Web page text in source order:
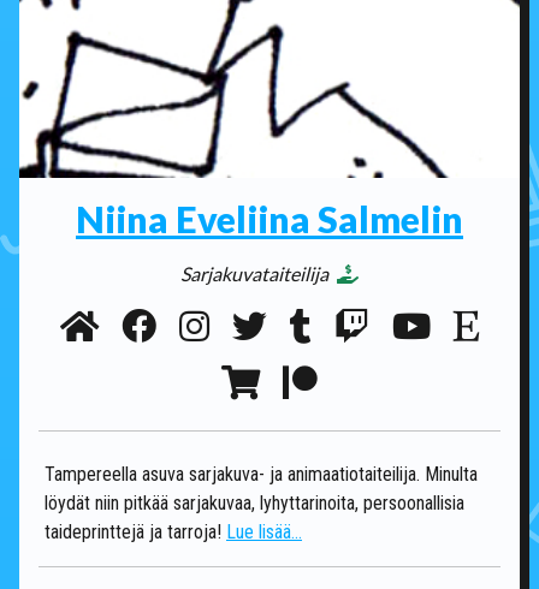
Niina Eveliina Salmelin
Sarjakuvataiteilija
Tampereella asuva sarjakuva- ja animaatiotaiteilija. Minulta
löydät niin pitkää sarjakuvaa, lyhyttarinoita, persoonallisia
taideprinttejä ja tarroja! Lue lisää...